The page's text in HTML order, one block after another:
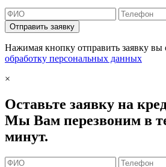
Отправить заявку
Нажимая кнопку отправить заявку вы
обработку персональных данных
×
Оставьте заявку на
Мы Вам перезвоним в
минут.